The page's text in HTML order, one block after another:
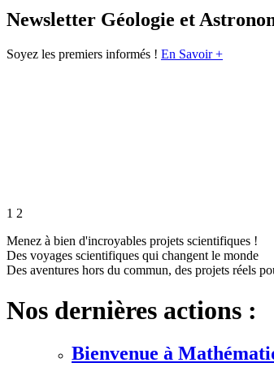
Newsletter Géologie et
Soyez les premiers informés ! En Savoir +
1 2
Menez à bien d'incroyables projets scientifiques !
Des voyages scientifiques qui changent le monde
Des aventures hors du commun, des projets réels
Nos dernières actions :
Bienvenue à